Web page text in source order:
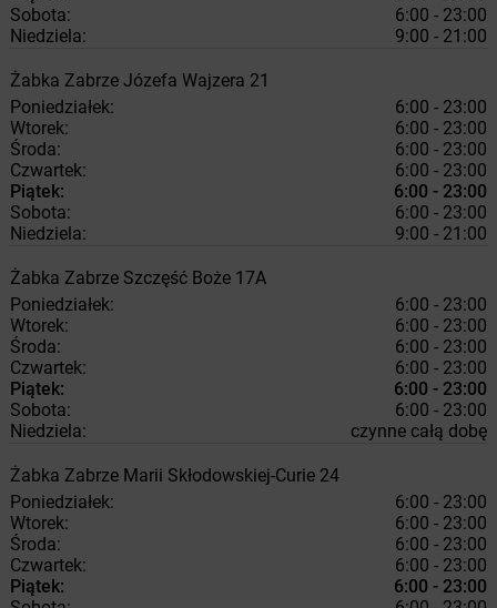
Sobota:
6:00 - 23:00
Niedziela:
9:00 - 21:00
Żabka Zabrze Józefa Wajzera 21
Poniedziałek:
6:00 - 23:00
Wtorek:
6:00 - 23:00
Środa:
6:00 - 23:00
Czwartek:
6:00 - 23:00
Piątek:
6:00 - 23:00
Sobota:
6:00 - 23:00
Niedziela:
9:00 - 21:00
Żabka Zabrze Szczęść Boże 17A
Poniedziałek:
6:00 - 23:00
Wtorek:
6:00 - 23:00
Środa:
6:00 - 23:00
Czwartek:
6:00 - 23:00
Piątek:
6:00 - 23:00
Sobota:
6:00 - 23:00
Niedziela:
czynne całą dobę
Żabka Zabrze Marii Skłodowskiej-Curie 24
Poniedziałek:
6:00 - 23:00
Wtorek:
6:00 - 23:00
Środa:
6:00 - 23:00
Czwartek:
6:00 - 23:00
Piątek:
6:00 - 23:00